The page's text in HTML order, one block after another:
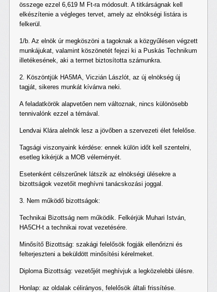
összege ezzel 6,619 M Ft-ra módosult. A titkárságnak kell
elkészítenie a végleges tervet, amely az elnökségi listára is
felkerül.
1/b. Az elnök úr megköszöni a tagoknak a közgyűlésen végzett
munkájukat, valamint köszönetét fejezi ki a Puskás Technikum
illetékesének, aki a termet biztosította számunkra.
2. Köszöntjük HA5MA, Viczián Lászlót, az új elnökség új
tagját, sikeres munkát kívánva neki.
A feladatkörök alapvetően nem változnak, nincs különösebb
tennivalónk ezzel a témával.
Lendvai Klára alelnök lesz a jövőben a szervezeti élet felelőse.
Tagsági viszonyaink kérdése: ennek külön időt kell szentelni,
esetleg kikérjük a MOB véleményét.
Esetenként célszerűnek látszik az elnökségi ülésekre a
bizottságok vezetőit meghívni tanácskozási joggal.
3. Nem működő bizottságok:
Technikai Bizottság nem működik. Felkérjük Muhari István,
HA5CH-t a technikai rovat vezetésére.
Minősítő Bizottság: szakági felelősök fogják ellenőrizni és
felterjeszteni a beküldött minősítési kérelmeket.
Diploma Bizottság: vezetőjét meghívjuk a legközelebbi ülésre.
Honlap: az oldalak célirányos, felelősök általi frissítése.